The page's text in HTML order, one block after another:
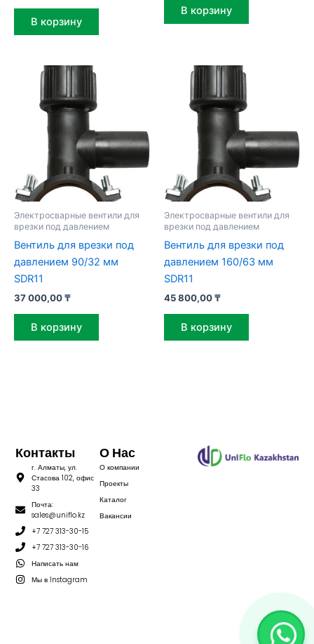
В корзину
В корзину
Электросварные вентили для
врезки под давлением
Вентиль для врезки под
давлением 90/32 мм
SDR11
37 000,00₸
В корзину
Электросварные вентили для
врезки под давлением
Вентиль для врезки под
давлением 160/63 мм
SDR11
45 800,00₸
В корзину
О Нас
О компании
Проекты
Каталог
Вакансии
Контакты
г. Алматы, ул.
Стасова 102, офис
33
Почта:
sales@uniflo.kz
+7 727 313-30-15
+7 727 313-30-16
Написать нам
Мы в Instagram